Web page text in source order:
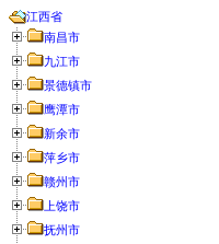
江西省
南昌市
九江市
景德镇市
鹰潭市
新余市
萍乡市
赣州市
上饶市
抚州市